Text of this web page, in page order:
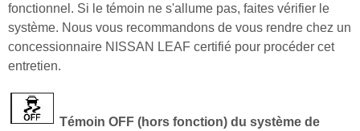
fonctionnel. Si le témoin ne s'allume pas, faites vérifier le
système. Nous vous recommandons de vous rendre chez un
concessionnaire NISSAN LEAF certifié pour procéder cet
entretien.
Témoin OFF (hors fonction) du système de